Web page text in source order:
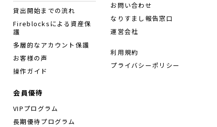
貸出開始までの流れ
Fireblocksによる資産保
護
多層的なアカウント保護
お客様の声
操作ガイド
会員優待
VIPプログラム
長期優待プログラム
お問い合わせ
なりすまし報告窓口
運営会社
利用規約
プライバシーポリシー